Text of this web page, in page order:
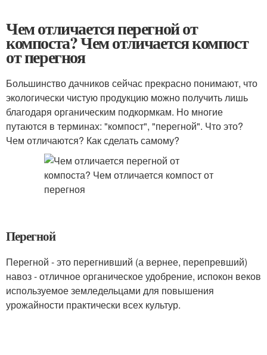
Чем отличается перегной от
компоста? Чем отличается компост
от перегноя
Большинство дачников сейчас прекрасно понимают, что
экологически чистую продукцию можно получить лишь
благодаря органическим подкормкам. Но многие
путаются в терминах: "компост", "перегной". Что это?
Чем отличаются? Как сделать самому?
Перегной
Перегной - это перегнивший (а вернее, перепревший)
навоз - отличное органическое удобрение, испокон веков
используемое земледельцами для повышения
урожайности практически всех культур.